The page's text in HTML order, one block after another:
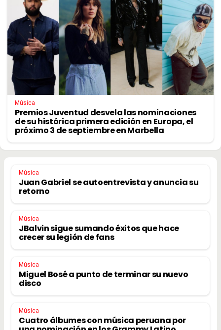
Música
Premios Juventud desvela las nominaciones
de su histórica primera edición en Europa, el
próximo 3 de septiembre en Marbella
Música
Juan Gabriel se autoentrevista y anuncia su
retorno
Música
JBalvin sigue sumando éxitos que hace
crecer su legión de fans
Música
Miguel Bosé a punto de terminar su nuevo
disco
Música
Cuatro álbumes con música peruana por